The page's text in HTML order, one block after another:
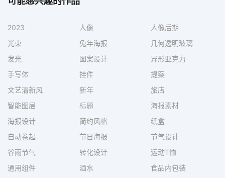
2023 人像
人像后期
光束
兔年海报
几何透明玻璃
发光
图案设计
异形亚克力
手写体
挂件
提案
文艺清新风
新年
旅店
智能图层
标题
海报素材
海报设计
简约风格
纸盒
自动卷起
节日海报
节气设计
谷雨节气
转化设计
运动T恤
通用组件
酒水 食品内包装